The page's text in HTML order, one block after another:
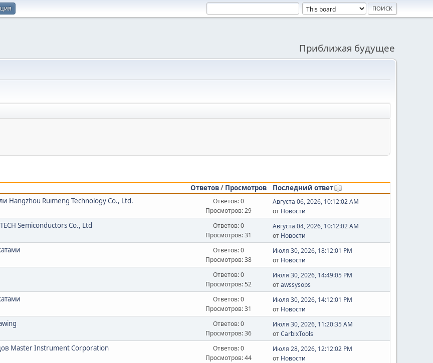
Приближая будущее
Ответов/ Просмотров
Последний ответ
Hangzhou Ruimeng Technology Co., Ltd.
Ответов: 0
Просмотров: 29
Августа 06, 2026, 10:12:02 AM
от Новости
Semiconductors Co., Ltd
Ответов: 0
Просмотров: 31
Августа 04, 2026, 10:12:02 AM
от Новости
Ответов: 0
Просмотров: 38
Июля 30, 2026, 18:12:01 PM
от Новости
Ответов: 0
Просмотров: 52
Июля 30, 2026, 14:49:05 PM
отawssysops
Ответов: 0
Просмотров: 31
Июля 30, 2026, 14:12:01 PM
от Новости
Ответов: 0
Просмотров: 36
Июля 30, 2026, 11:20:35 AM
отCarbixTools
Master Instrument Corporation
Ответов: 0
Просмотров: 44
Июля 28, 2026, 12:12:02 PM
от Новости